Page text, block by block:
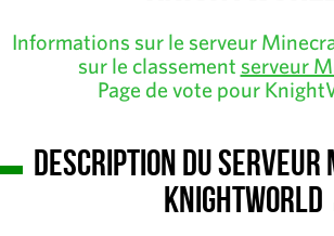
Informations sur le serveur
sur le classement serveur
Page de vote pour
Description du
KnightWorld